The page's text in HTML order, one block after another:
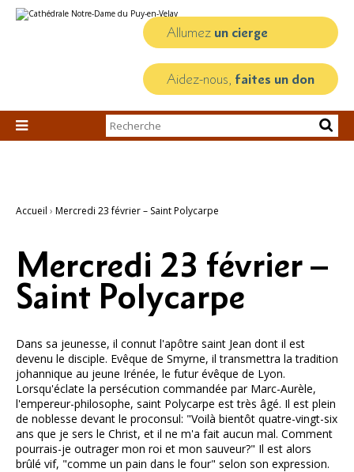
au
personnels
Allumez un cierge
Aidez-nous, faites un don

Chercher par
Recherche
Accueil › Mercredi 23 février – Saint Polycarpe
Mercredi 23 février –
Saint Polycarpe
Dans sa jeunesse, il connut l'apôtre saint Jean dont il est
devenu le disciple. Evêque de Smyrne, il transmettra la tradition
johannique au jeune Irénée, le futur évêque de Lyon.
Lorsqu'éclate la persécution commandée par Marc-Aurèle,
l'empereur-philosophe, saint Polycarpe est très âgé. Il est plein
de noblesse devant le proconsul: "Voilà bientôt quatre-vingt-six
ans que je sers le Christ, et il ne m'a fait aucun mal. Comment
pourrais-je outrager mon roi et mon sauveur?" Il est alors
brûlé vif, "comme un pain dans le four" selon son expression.